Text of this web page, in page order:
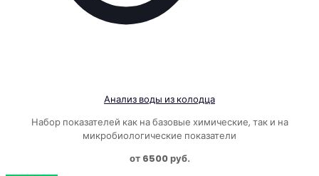
Анализ воды из колодца
Набор показателей как на базовые химические, так и на
микробиологические показатели
от 6500 руб.